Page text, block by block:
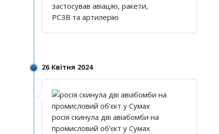
застосував авіацію, ракети,
РСЗВ та артилерію
26 Квітня 2024
росія скинула дві авіабомби на
промисловий об’єкт у Сумах